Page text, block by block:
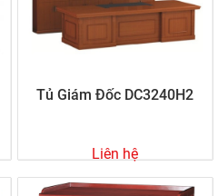
Tủ Giám Đốc DC3240H2
Liên hệ